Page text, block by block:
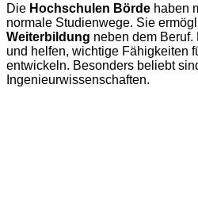
Die Hochschulen Börde haben
normale Studienwege. Sie
Weiterbildung neben dem
und helfen, wichtige Fähigkeiten
entwickeln. Besonders beliebt
Ingenieurwissenschaften.